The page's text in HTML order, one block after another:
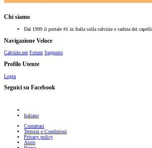
Chi siamo
Dal 1999 il portale #1 in Italia sulla calvizie e caduta dei capelli
Navigazione Veloce
Calvizie.net Forum Supporto
Profilo Utente
Login
Seguici su Facebook
Italiano
Contattaci
Termini e Condizioni
Privacy policy
Aiuto